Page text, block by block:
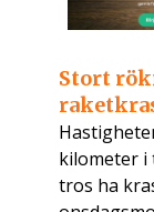
Stort
kilometer i
tros ha